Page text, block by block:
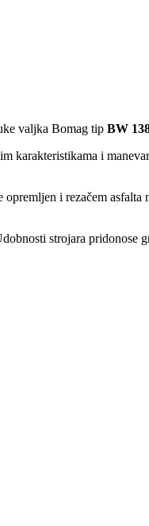
valjka Bomag tip BW
karakteristikama i
i rezačem
strojara pridonose